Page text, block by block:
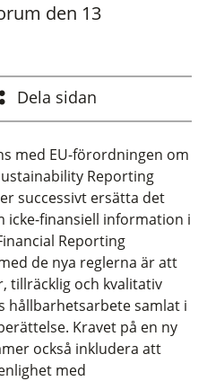
den 13
Dela sidan
med EU-förordningen om
Reporting
successivt ersätta det
icke-finansiell information i
Reporting
de nya reglerna är att
tillräcklig och kvalitativ
hållbarhetsarbete samlat i
Kravet på en ny
också inkludera att
med